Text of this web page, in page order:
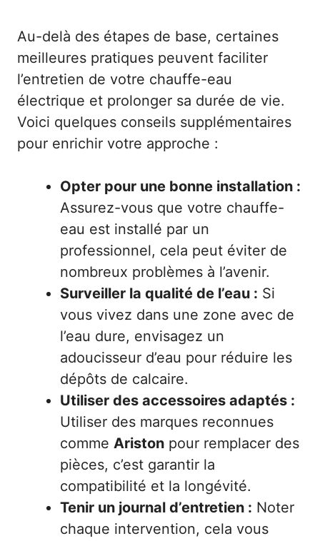
Au-delà des étapes de base, certaines
meilleures pratiques peuvent faciliter
l’entretien de votre chauffe-eau
électrique et prolonger sa durée de vie.
Voici quelques conseils supplémentaires
pour enrichir votre approche :
Opter pour une bonne installation :
Assurez-vous que votre chauffe-
eau est installé par un
professionnel, cela peut éviter de
nombreux problèmes à l’avenir.
Surveiller la qualité de l’eau : Si
vous vivez dans une zone avec de
l’eau dure, envisagez un
adoucisseur d’eau pour réduire les
dépôts de calcaire.
Utiliser des accessoires adaptés :
Utiliser des marques reconnues
comme Ariston pour remplacer des
pièces, c’est garantir la
compatibilité et la longévité.
Tenir un journal d’entretien : Noter
chaque intervention, cela vous